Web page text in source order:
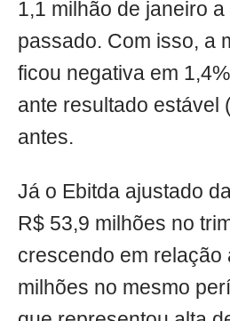
1,1 milhão de janeiro
passado. Com isso, a
ficou negativa em
ante resultado estável
antes.
Já o Ebitda ajustado
R$ 53,9 milhões no
crescendo em relação
milhões no mesmo